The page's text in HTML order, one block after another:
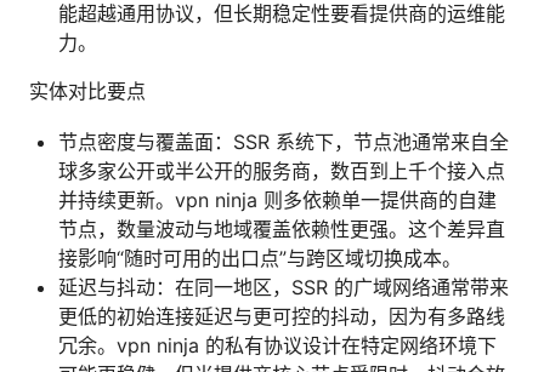
能超越通用协议，但长期稳定性要看提供商的运维能
力。
实体对比要点
节点密度与覆盖面：SSR 系统下，节点池通常来自全
球多家公开或半公开的服务商，数百到上千个接入点
并持续更新。vpn ninja 则多依赖单一提供商的自建
节点，数量波动与地域覆盖依赖性更强。这个差异直
接影响“随时可用的出口点”与跨区域切换成本。
延迟与抖动：在同一地区，SSR 的广域网络通常带来
更低的初始连接延迟与更可控的抖动，因为有多路线
冗余。vpn ninja 的私有协议设计在特定网络环境下